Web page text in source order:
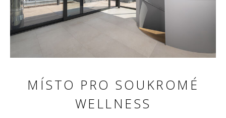
MÍSTO PRO SOUKROMÉ
WELLNESS